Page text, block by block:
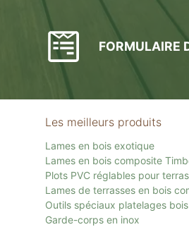
FORMULAIRE
Les meilleurs produits
Lames en bois exotique
Lames en bois composite
Plots PVC réglables pour
Lames de terrasses en bois
Outils spéciaux platelages bois
Garde-corps en inox